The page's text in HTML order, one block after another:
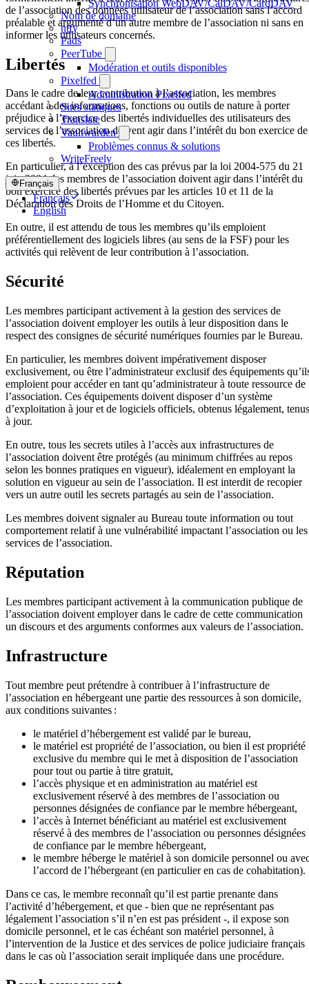
Synchronisation WebDAV/CalDAV/CardDAV
Nom de domaine
ntfy
Pads
PeerTube
Modération et outils disponibles
Pixelfed
Administration Pixelfed
Sites statiques
Translate
Vaultwarden
Problèmes connus & solutions
WriteFreely
Français
Français
English
de l’association des données utilisateur de l’association sans l’accord
préalable et argumenté d’un autre membre de l’association ni sans en
informer les utilisateurs concernés.
Libertés
Dans le cadre de leur contribution à l’association, les membres
accédant à des informations, fonctions ou outils de nature à porter
préjudice à l’exercice des libertés individuelles des utilisateurs des
services de l’association doivent agir dans l’intérêt du bon exercice de
ces libertés.
En particulier, à l’exception des cas prévus par la loi 2004-575 du 21
juin 2004, les membres de l’association doivent agir dans l’intérêt du
bon exercice des libertés prévues par les articles 10 et 11 de la
Déclaration des Droits de l’Homme et du Citoyen.
En outre, il est attendu de tous les membres qu’ils emploient
préférentiellement des logiciels libres (au sens de la FSF) pour les
activités qui relèvent de leur contribution à l’association.
Sécurité
Les membres participant activement à la gestion des services de
l’association doivent employer les outils à leur disposition dans le
respect des consignes de sécurité numériques fournies par le Bureau.
En particulier, les membres doivent impérativement disposer
exclusivement, ou être l’administrateur exclusif des équipements
emploient pour accéder en tant qu’administrateur à toute ressource de
l’association. Ces équipements doivent disposer d’un système
d’exploitation à jour et de logiciels officiels, obtenus légalement, tenus
à jour.
En outre, tous les secrets utiles à l’accès aux infrastructures de
l’association doivent être protégés (au minimum chiffrées au repos
selon les bonnes pratiques en vigueur), idéalement en employant la
solution en vigueur au sein de l’association. Il est interdit de recopier
vers un autre outil les secrets partagés au sein de l’association.
Les membres doivent signaler au Bureau toute information ou tout
comportement relatif à une vulnérabilité impactant l’association ou les
services de l’association.
Réputation
Les membres participant activement à la communication publique de
l’association doivent employer dans le cadre de cette communication
un discours et des arguments conformes aux valeurs de l’association.
Infrastructure
Tout membre peut prétendre à contribuer à l’infrastructure de
l’association en hébergeant une partie des ressources à son domicile,
aux conditions suivantes :
le matériel d’hébergement est validé par le bureau,
le matériel est propriété de l’association, ou bien il est propriété
exclusive du membre qui le met à disposition de l’association
pour tout ou partie à titre gratuit,
l’accès physique et en administration au matériel est
exclusivement réservé à des membres de l’association ou
personnes désignées de confiance par le membre hébergeant,
l’accès à Internet bénéficiant au matériel est exclusivement
réservé à des membres de l’association ou personnes désignées
de confiance par le membre hébergeant,
le membre héberge le matériel à son domicile personnel ou
l’accord de l’hébergeant (en particulier en cas de cohabitation).
Dans ce cas, le membre reconnaît qu’il est partie prenante dans
l’activité d’hébergement, et que - bien que ne représentant pas
légalement l’association s’il n’en est pas président -, il expose son
domicile personnel, et le cas échéant son matériel personnel, à
l’intervention de la Justice et des services de police judiciaire français
dans le cas où l’association serait impliquée dans une procédure.